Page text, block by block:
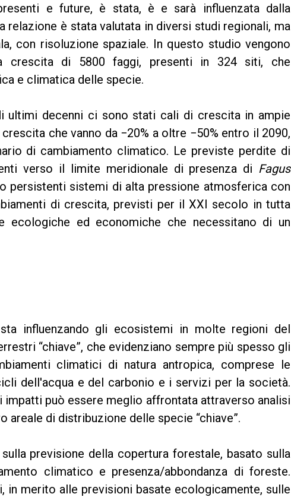
e future, è stata, è e sarà influenzata dalla
relazione è stata valutata in diversi studi regionali, ma
con risoluzione spaziale. In questo studio vengono
crescita di 5800 faggi, presenti in 324 siti, che
e climatica delle specie.
ultimi decenni ci sono stati cali di crescita in ampie
che vanno da −20% a oltre −50% entro il 2090,
di cambiamento climatico. Le previste perdite di
verso il limite meridionale di presenza di Fagus
persistenti sistemi di alta pressione atmosferica con
di crescita, previsti per il XXI secolo in tutta
ecologiche ed economiche che necessitano di un
influenzando gli ecosistemi in molte regioni del
“chiave”, che evidenziano sempre più spesso gli
climatici di natura antropica, comprese le
dell'acqua e del carbonio e i servizi per la società.
impatti può essere meglio affrontata attraverso analisi
areale di distribuzione delle specie “chiave”.
previsione della copertura forestale, basato sulla
climatico e presenza/abbondanza di foreste.
in merito alle previsioni basate ecologicamente, sulle